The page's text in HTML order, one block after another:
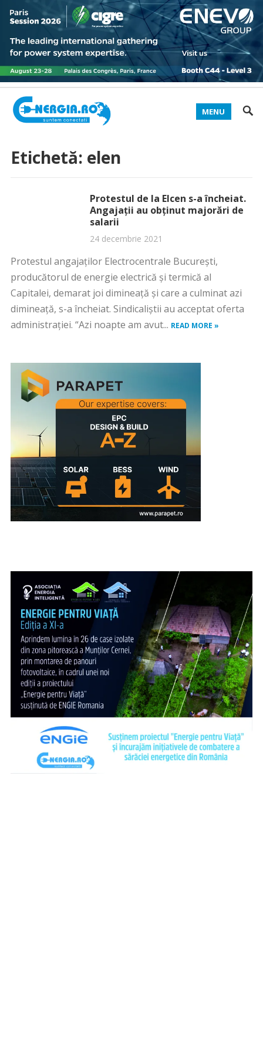
MENU
Etichetă: elen
Protestul de la Elcen s-a încheiat.
Angajații au obținut majorări de
salarii
24 decembrie 2021
Protestul angajaților Electrocentrale București,
producătorul de energie electrică și termică al
Capitalei, demarat joi dimineață și care a culminat azi
dimineață, s-a încheiat. Sindicaliștii au acceptat oferta
administrației. “Azi noapte am avut... READ MORE »